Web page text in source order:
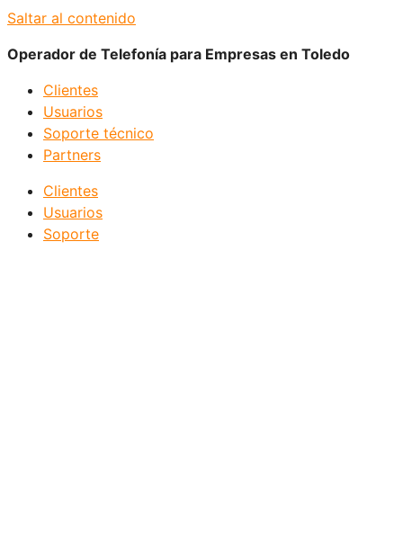
Saltar al contenido
Operador de Telefonía para Empresas en Toledo
Clientes
Usuarios
Soporte técnico
Partners
Clientes
Usuarios
Soporte